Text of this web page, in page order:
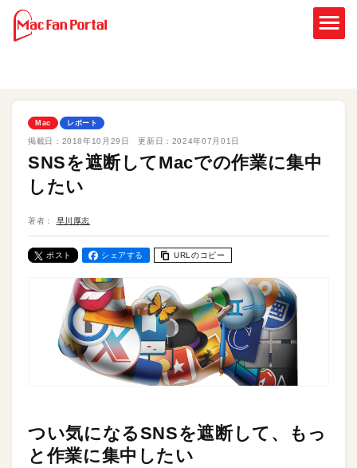
Mac レポート
掲載日： 2018年10月29日 更新日： 2024年07月01日
SNSを遮断してMacでの作業に集中
したい
著者： 早川厚志
ポスト シェアする URLのコピー
つい気になるSNSを遮断して、もっ
と作業に集中したい